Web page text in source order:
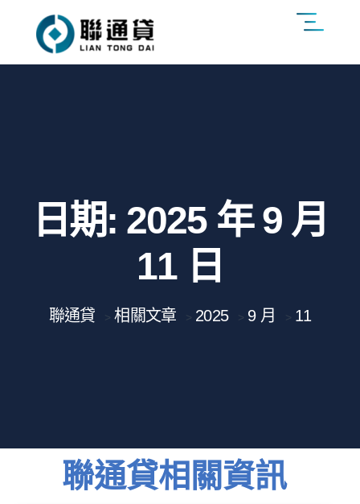
日期: 2025 年 9 月
11 日
聯通貸 >相關文章 > 2025 > 9 月 > 11
聯通貸相關資訊